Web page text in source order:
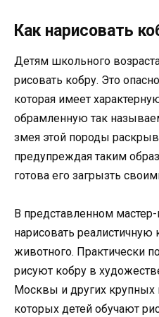
Как нарисовать
Детям школьного
рисовать кобру. Это
которая имеет
обрамленную так
змея этой породы
предупреждая таким
готова его загрызть
В представленном
нарисовать реалистичную
животного. Практически
рисуют кобру в
Москвы и других крупных
которых детей обучают